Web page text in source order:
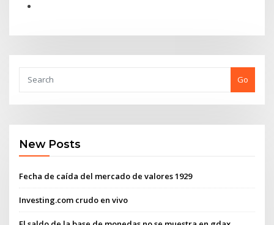
Go
New Posts
Fecha de caída del mercado de valores 1929
Investing.com crudo en vivo